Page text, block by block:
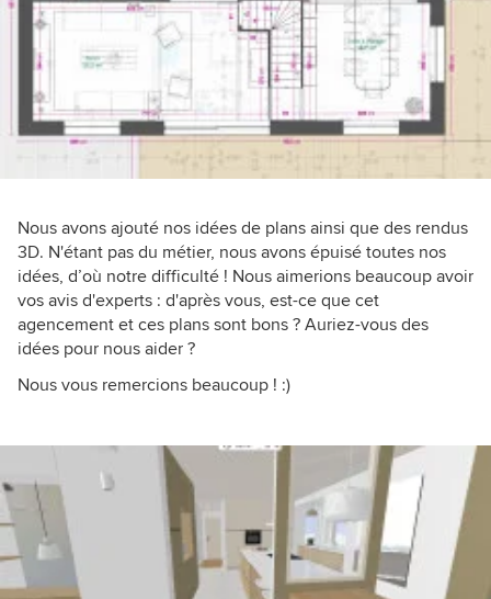
Nous avons ajouté nos idées de plans ainsi que des rendus
3D. N'étant pas du métier, nous avons épuisé toutes nos
idées, d’où notre difficulté ! Nous aimerions beaucoup avoir
vos avis d'experts : d'après vous, est-ce que cet
agencement et ces plans sont bons ? Auriez-vous des
idées pour nous aider ?
Nous vous remercions beaucoup ! :)